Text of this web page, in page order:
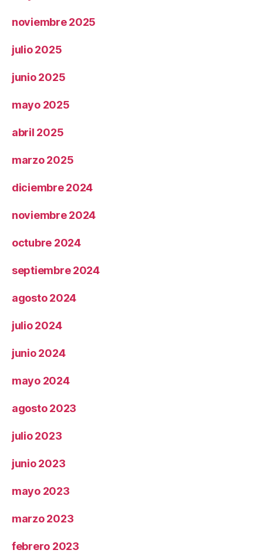
noviembre 2025
julio 2025
junio 2025
mayo 2025
abril 2025
marzo 2025
diciembre 2024
noviembre 2024
octubre 2024
septiembre 2024
agosto 2024
julio 2024
junio 2024
mayo 2024
agosto 2023
julio 2023
junio 2023
mayo 2023
marzo 2023
febrero 2023